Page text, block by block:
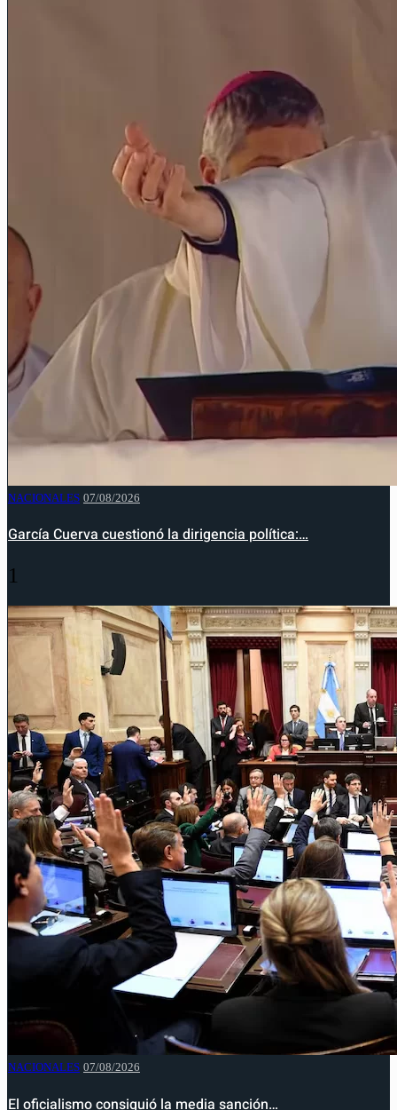
NACIONALES 07/08/2026
García Cuerva cuestionó la dirigencia política:…
1
NACIONALES 07/08/2026
El oficialismo consiguió la media sanción…